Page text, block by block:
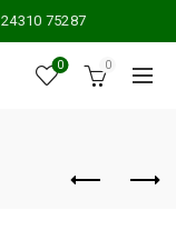
24310 75287
0 0